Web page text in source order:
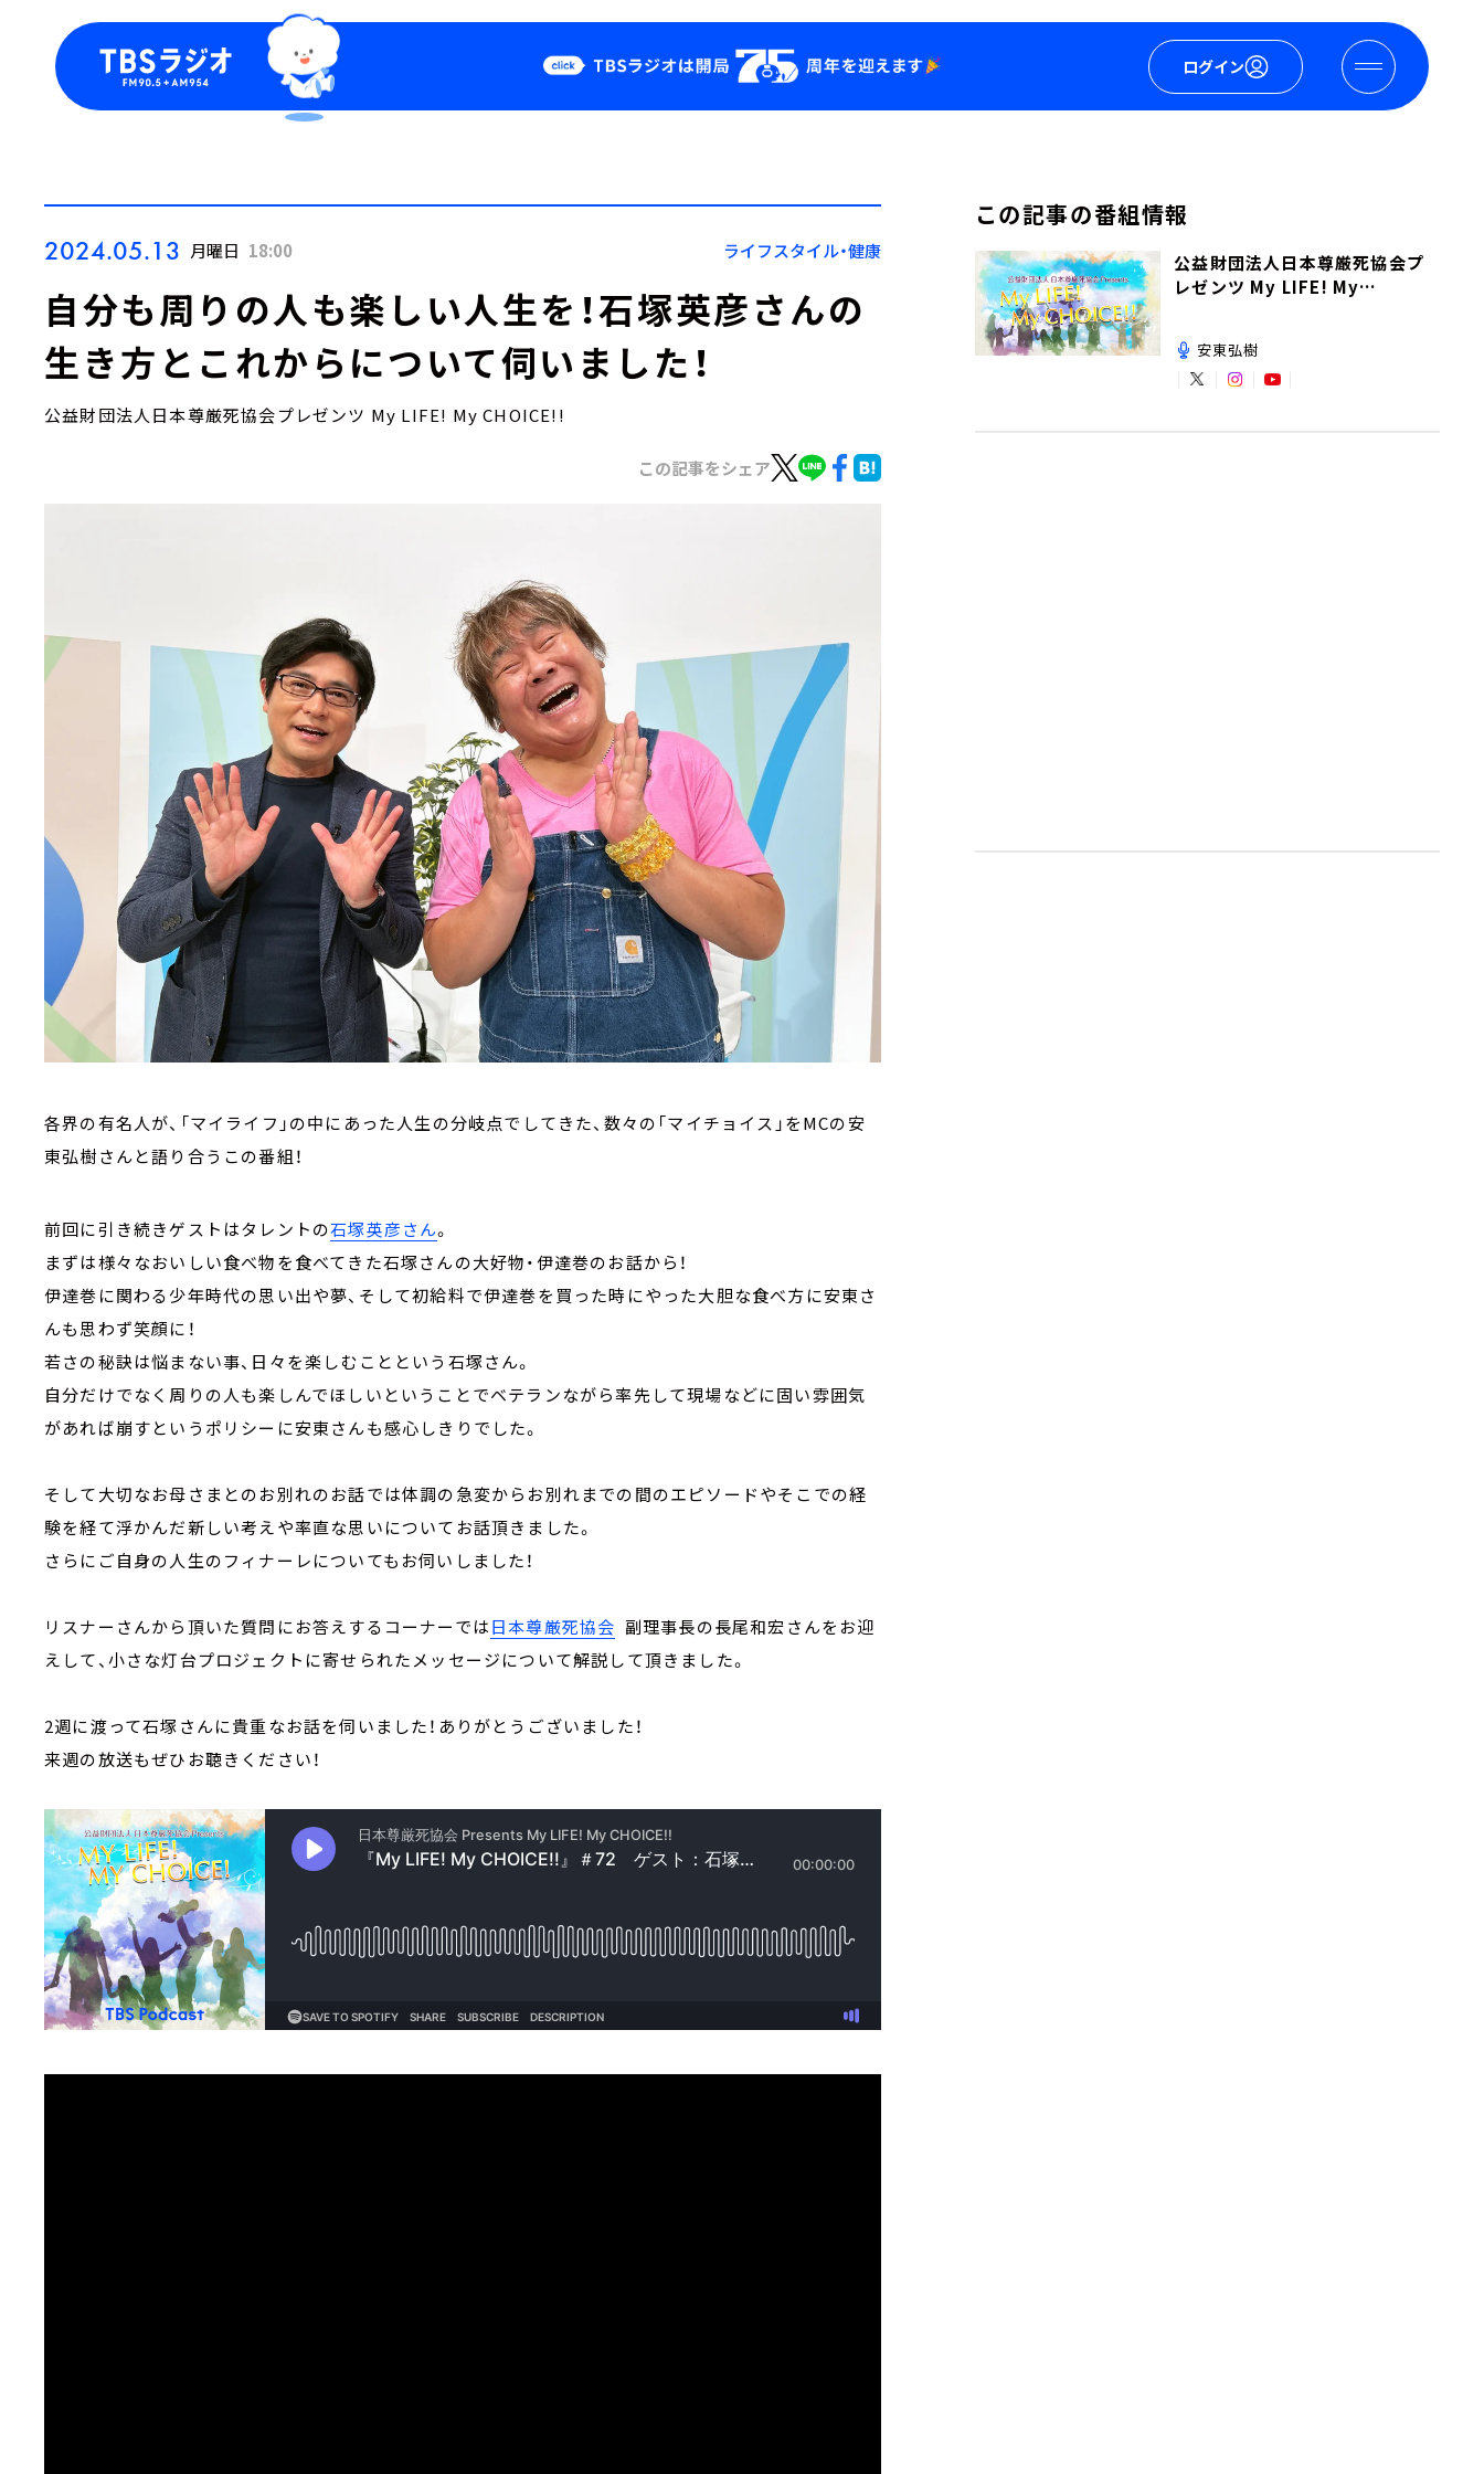
ログイン
Podcast
YouTube
会社情報
2024.05.13 月曜日 18:00 ライフスタイル・健康
自分も周りの人も楽しい人生を！石塚英彦さんの
生き方とこれからについて伺いました！
公益財団法人日本尊厳死協会プレゼンツ My LIFE! My CHOICE!!
この記事をシェア
各界の有名人が、「マイライフ」の中にあった人生の分岐点でしてきた、数々の「マイチョイス」をMCの安
東弘樹さんと語り合うこの番組！
前回に引き続きゲストはタレントの石塚英彦さん。
まずは様々なおいしい食べ物を食べてきた石塚さんの大好物・伊達巻のお話から！
伊達巻に関わる少年時代の思い出や夢、そして初給料で伊達巻を買った時にやった大胆な食べ方に安東さ
んも思わず笑顔に！
若さの秘訣は悩まない事、日々を楽しむことという石塚さん。
自分だけでなく周りの人も楽しんでほしいということでベテランながら率先して現場などに固い雰囲気
があれば崩すというポリシーに安東さんも感心しきりでした。
そして大切なお母さまとのお別れのお話では体調の急変からお別れまでの間のエピソードやそこでの経
験を経て浮かんだ新しい考えや率直な思いについてお話頂きました。
さらにご自身の人生のフィナーレについてもお伺いしました！
リスナーさんから頂いた質問にお答えするコーナーでは日本尊厳死協会 副理事長の長尾和宏さんをお迎
えして、小さな灯台プロジェクトに寄せられたメッセージについて解説して頂きました。
2週に渡って石塚さんに貴重なお話を伺いました！ありがとうございました！
来週の放送もぜひお聴きください！
この記事の番組情報
公益財団法人日本尊厳死協会プ
レゼンツ My LIFE! My
安東弘樹